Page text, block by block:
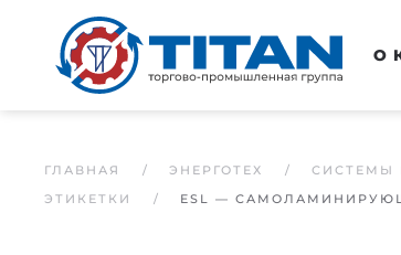
Перейти к основному содержанию О
ГЛАВНАЯ ЭНЕРГОТЕХ СИСТЕМЫ
ЭТИКЕТКИ
ESL —